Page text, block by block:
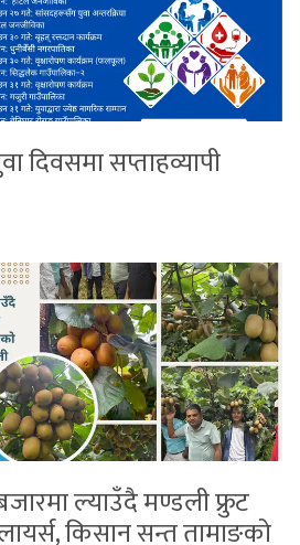
दिवसमा सप्ताहव्यापी
ल्याउँदै मण्डली फ्रुट
किसान सन्त तामाङको